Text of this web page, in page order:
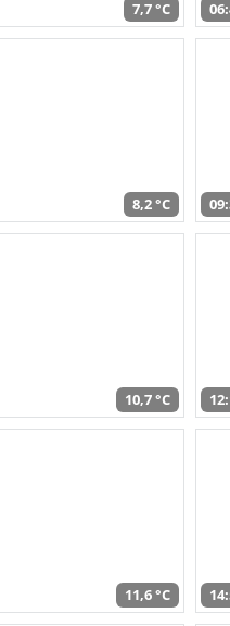
7,7 °C
8,2 °C
10,7 °C
11,6 °C